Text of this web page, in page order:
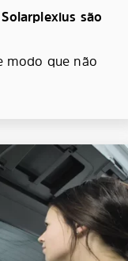
são
modo que não